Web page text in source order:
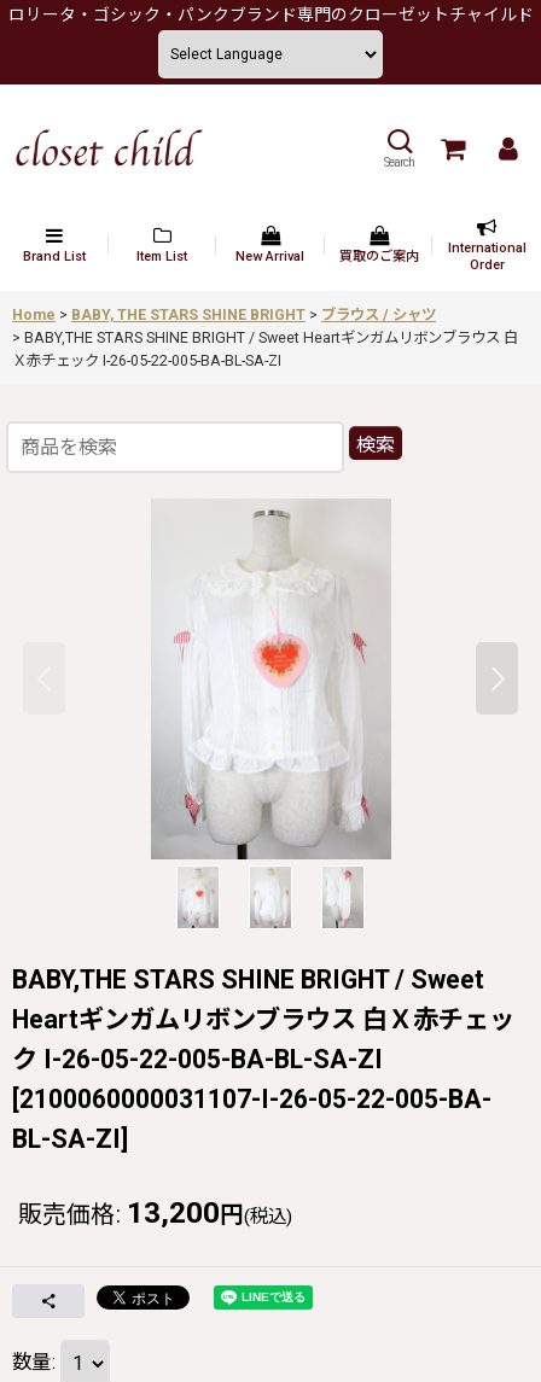
ロリータ・ゴシック・パンクブランド専門のクローゼットチャイルド
Search
Brand List Item List New Arrival 買取のご案内
International
Order
Home > BABY, THE STARS SHINE BRIGHT > ブラウス / シャツ
> BABY,THE STARS SHINE BRIGHT / Sweet Heartギンガムリボンブラウス 白
Ｘ赤チェック I-26-05-22-005-BA-BL-SA-ZI
検索
BABY,THE STARS SHINE BRIGHT / Sweet
Heartギンガムリボンブラウス 白Ｘ赤チェッ
ク I-26-05-22-005-BA-BL-SA-ZI
[2100060000031107-I-26-05-22-005-BA-
BL-SA-ZI]
販売価格: 13,200 円 (税込)
数量: